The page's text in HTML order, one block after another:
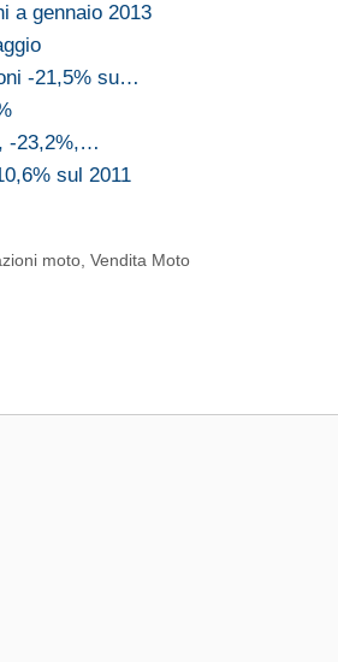
a gennaio 2013
-21,5% su…
-23,2%,…
sul 2011
moto ,Vendita Moto